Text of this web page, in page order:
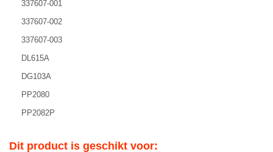
337607-001
337607-002
337607-003
DL615A
DG103A
PP2080
PP2082P
Dit product is geschikt voor: